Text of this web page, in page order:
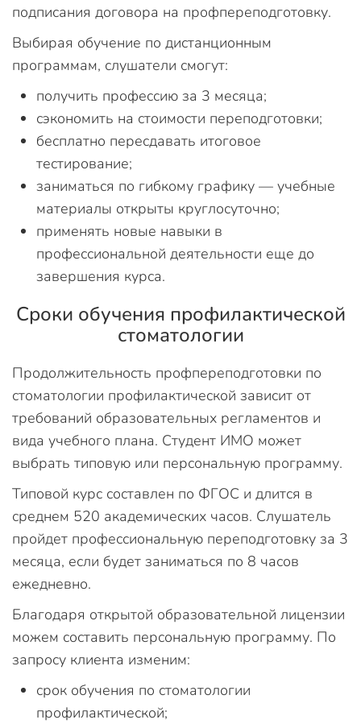
подписания договора на профпереподготовку.
Выбирая обучение по дистанционным
программам, слушатели смогут:
получить профессию за 3 месяца;
сэкономить на стоимости переподготовки;
бесплатно пересдавать итоговое
тестирование;
заниматься по гибкому графику — учебные
материалы открыты круглосуточно;
применять новые навыки в
профессиональной деятельности еще до
завершения курса.
Сроки обучения профилактической
стоматологии
Продолжительность профпереподготовки по
стоматологии профилактической зависит от
требований образовательных регламентов и
вида учебного плана. Студент ИМО может
выбрать типовую или персональную программу.
Типовой курс составлен по ФГОС и длится в
среднем 520 академических часов. Слушатель
пройдет профессиональную переподготовку за 3
месяца, если будет заниматься по 8 часов
ежедневно.
Благодаря открытой образовательной лицензии
можем составить персональную программу. По
запросу клиента изменим:
срок обучения по стоматологии
профилактической;